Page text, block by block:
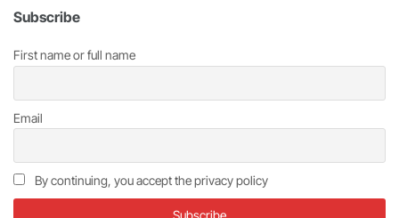
Subscribe
First name or full name
Email
By continuing, you accept the privacy policy